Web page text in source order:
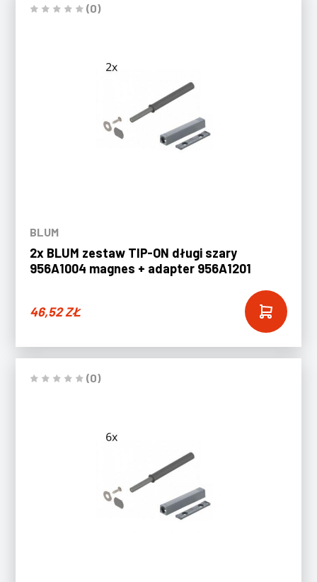
(0)
BLUM
2x BLUM zestaw TIP-ON długi szary
956A1004 magnes + adapter 956A1201
46,52ZŁ
(0)